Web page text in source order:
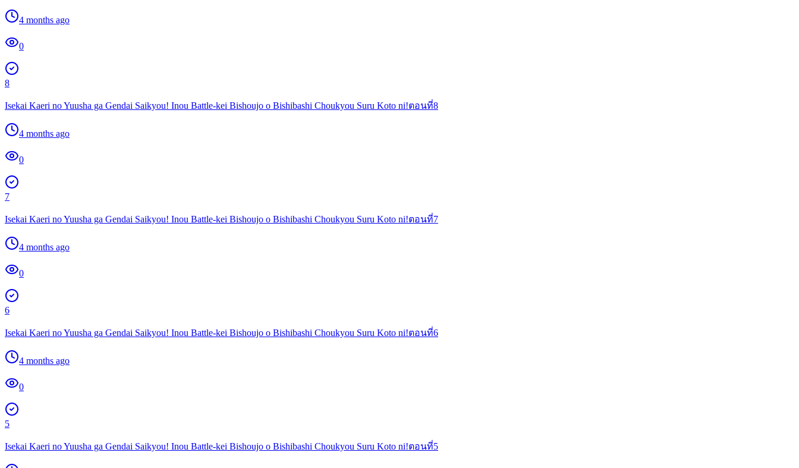
4 months ago
0
8
Isekai Kaeri no Yuusha ga Gendai Saikyou! Inou Battle-kei Bishoujo o Bishibashi Choukyou Suru Koto ni!ตอนที่8
4 months ago
0
7
Isekai Kaeri no Yuusha ga Gendai Saikyou! Inou Battle-kei Bishoujo o Bishibashi Choukyou Suru Koto ni!ตอนที่7
4 months ago
0
6
Isekai Kaeri no Yuusha ga Gendai Saikyou! Inou Battle-kei Bishoujo o Bishibashi Choukyou Suru Koto ni!ตอนที่6
4 months ago
0
5
Isekai Kaeri no Yuusha ga Gendai Saikyou! Inou Battle-kei Bishoujo o Bishibashi Choukyou Suru Koto ni!ตอนที่5